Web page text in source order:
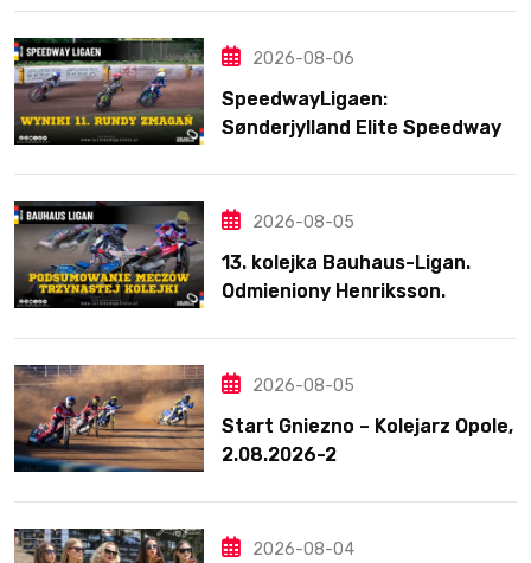
2026-08-06
SpeedwayLigaen:
Sønderjylland Elite Speedway
2026-08-05
13. kolejka Bauhaus-Ligan.
Odmieniony Henriksson.
2026-08-05
Start Gniezno – Kolejarz Opole,
2.08.2026-2
2026-08-04